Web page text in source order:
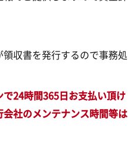
収書を発行するので事務処
24時間365日お支払い頂け
社のメンテナンス時間等は